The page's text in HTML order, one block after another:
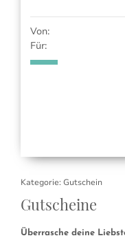
Von:
Für:
Kategorie: Gutschein
Gutscheine
Überrasche deine